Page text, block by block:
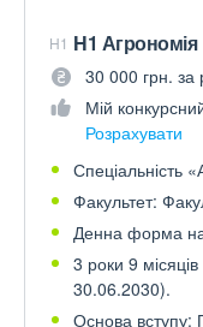
H1 H1 Агрономія
30 000 грн. за
Мій
Розрахувати
Спеціальність
Факультет:
Денна форма
3 роки 9
30.06.2030).
Основа вступу: